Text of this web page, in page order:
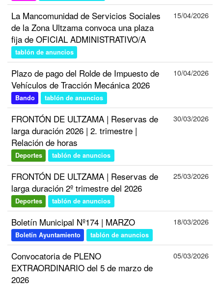
La Mancomunidad de Servicios Sociales
de la Zona Ultzama convoca una plaza
fija de OFICIAL ADMINISTRATIVO/A
tablón de anuncios
15/04/2026
Plazo de pago del Rolde de Impuesto de
Vehículos de Tracción Mecánica 2026
Bando tablón de anuncios
10/04/2026
FRONTÓN DE ULTZAMA | Reservas de
larga duración 2026 | 2. trimestre |
Relación de horas
Deportes tablón de anuncios
30/03/2026
FRONTÓN DE ULTZAMA | Reservas de
larga duración 2º trimestre del 2026
Deportes tablón de anuncios
25/03/2026
Boletín Municipal Nº174 | MARZO
Boletín Ayuntamiento tablón de anuncios
18/03/2026
Convocatoria de PLENO
EXTRAORDINARIO del 5 de marzo de
2026
05/03/2026